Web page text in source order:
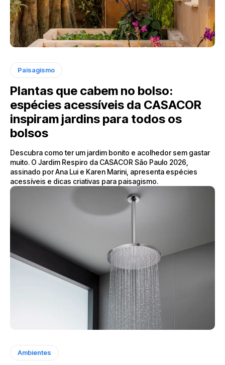
Paisagismo
Plantas que cabem no bolso:
espécies acessíveis da CASACOR
inspiram jardins para todos os
bolsos
Descubra como ter um jardim bonito e acolhedor sem gastar
muito. O Jardim Respiro da CASACOR São Paulo 2026,
assinado por Ana Lui e Karen Marini, apresenta espécies
acessíveis e dicas criativas para paisagismo.
Ambientes